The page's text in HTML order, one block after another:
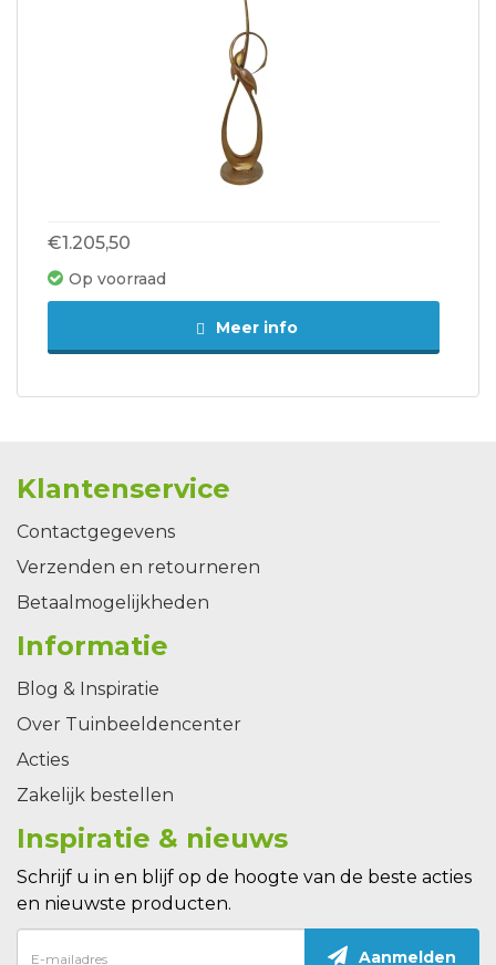
€1.205,50
Op voorraad
Meer info
Klantenservice
Contactgegevens
Verzenden en retourneren
Betaalmogelijkheden
Informatie
Blog & Inspiratie
Over Tuinbeeldencenter
Acties
Zakelijk bestellen
Inspiratie & nieuws
Schrijf u in en blijf op de hoogte van de beste acties
en nieuwste producten.
Aanmelden